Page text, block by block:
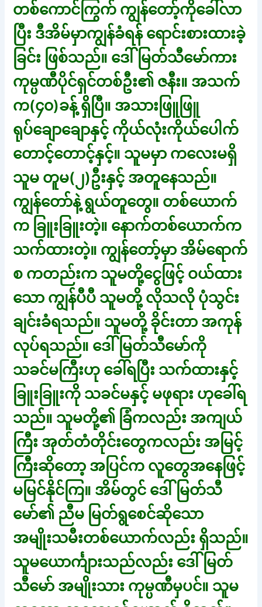
တစ်ကောင်ကြွက် ကျွန်တော့်ကိုခေါ်လာ
ပြီး ဒီအိမ်မှာကျွန်ခံရန် ရောင်းစားထားခဲ့
ခြင်း ဖြစ်သည်။ ဒေါ်မြတ်သီမော်ကား
ကုမ္ပဏီပိုင်ရှင်တစ်ဦး၏ ဇနီး။ အသက်
က(၄၀)ခန့် ရှိပြီ။ အသားဖြူဖြူ
ရုပ်ချောချောနှင့် ကိုယ်လုံးကိုယ်ပေါက်
တောင့်တောင့်နှင့်။ သူမမှာ ကလေးမရှိ
သူမ တူမ(၂)ဦးနှင့် အတူနေသည်။
ကျွန်တော်နဲ့ ရွယ်တူတွေ။ တစ်ယောက်
က ခြူးခြူးတဲ့။ နောက်တစ်ယောက်က
သက်ထားတဲ့။ ကျွန်တော့်မှာ အိမ်ရောက်
စ ကတည်းက သူမတို့ငွေဖြင့် ဝယ်ထား
သော ကျွန်ပီပီ သူမတို့ လိုသလို ပုံသွင်း
ချင်းခံရသည်။ သူမတို့ ခိုင်းတာ အကုန်
လုပ်ရသည်။ ဒေါ်မြတ်သီမော်ကို
သခင်မကြီးဟု ခေါ်ရပြီး သက်ထားနှင့်
ခြူးခြူးကို သခင်မနှင့် မဖုရား ဟုခေါ်ရ
သည်။ သူမတို့၏ ခြံကလည်း အကျယ်
ကြီး အုတ်တံတိုင်းတွေကလည်း အမြင့်
ကြီးဆိုတော့ အပြင်က လူတွေအနေဖြင့်
မမြင်နိုင်ကြ။ အိမ်တွင် ဒေါ်မြတ်သီ
မော်၏ ညီမ မြတ်ရွစေင်ဆိုသော
အမျိုးသမီးတစ်ယောက်လည်း ရှိသည်။
သူမယောင်္ကျားသည်လည်း ဒေါ်မြတ်
သီမော် အမျိုးသား ကုမ္ပဏီမှပင်။ သူမ